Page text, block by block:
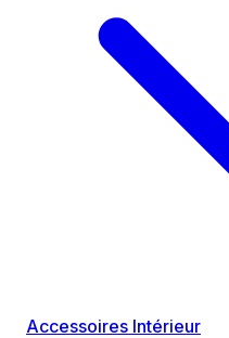
Accessoires Intérieur